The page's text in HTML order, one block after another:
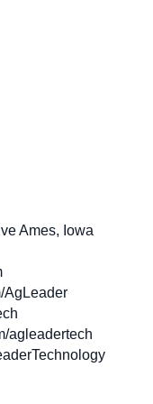
Ames, Iowa
AgLeader
agleadertech